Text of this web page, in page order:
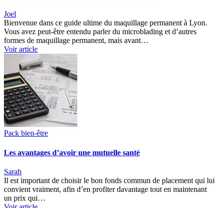
Joel
Bienvenue dans ce guide ultime du maquillage permanent à Lyon.
Vous avez peut-être entendu parler du microblading et d’autres
formes de maquillage permanent, mais avant…
Voir article
Pack bien-être
Les avantages d’avoir une mutuelle santé
Sarah
Il est important de choisir le bon fonds commun de placement qui lui
convient vraiment, afin d’en profiter davantage tout en maintenant
un prix qui…